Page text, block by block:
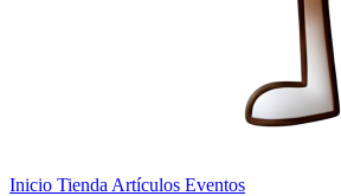
Inicio Tienda Artículos Eventos